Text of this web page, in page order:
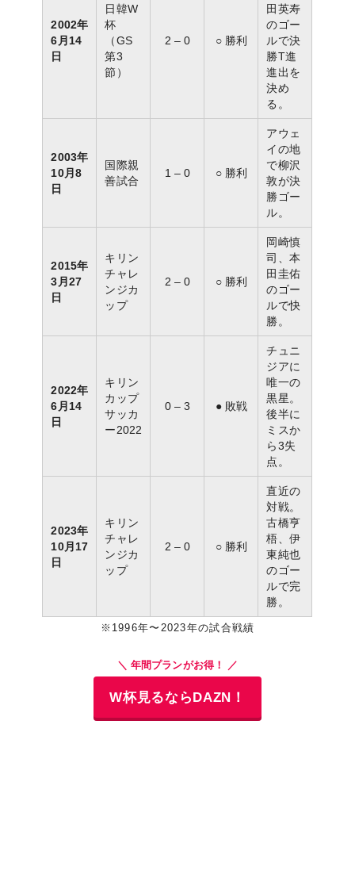
2002年
6月14
日
日韓W
杯
（GS
第3
節）
2 – 0 ○ 勝利
田英寿
のゴー
ルで決
勝T進
進出を
決め
る。
2003年
10月8
日
国際親
善試合
1 – 0 ○ 勝利
アウェ
イの地
で柳沢
敦が決
勝ゴー
ル。
2015年
3月27
日
キリン
チャレ
ンジカ
ップ
2 – 0 ○ 勝利
岡崎慎
司、本
田圭佑
のゴー
ルで快
勝。
2022年
6月14
日
キリン
カップ
サッカ
ー2022
0 – 3 ● 敗戦
チュニ
ジアに
唯一の
黒星。
後半に
ミスか
ら3失
点。
2023年
10月17
日
キリン
チャレ
ンジカ
ップ
2 – 0 ○ 勝利
直近の
対戦。
古橋亨
梧、伊
東純也
のゴー
ルで完
勝。
※1996年〜2023年の試合戦績
＼ 年間プランがお得！ ／
W杯見るならDAZN！